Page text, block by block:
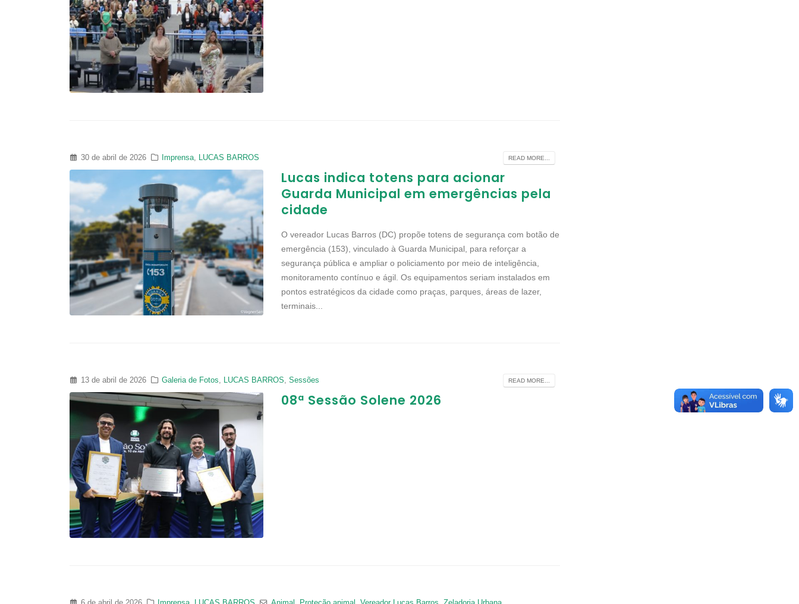
30 de abril de 2026 Imprensa LUCAS BARROS READ MORE...
Lucas indica totens para acionar
Guarda Municipal em emergências pela
cidade
O vereador Lucas Barros (DC) propõe totens de segurança com botão de
emergência (153), vinculado à Guarda Municipal, para reforçar a
segurança pública e ampliar o policiamento por meio de inteligência,
monitoramento contínuo e ágil. Os equipamentos seriam instalados em
pontos estratégicos da cidade como praças, parques, áreas de lazer,
terminais...
13 de abril de 2026 Galeria de Fotos, LUCAS BARROS,Sessões READ MORE...
08ª Sessão Solene 2026